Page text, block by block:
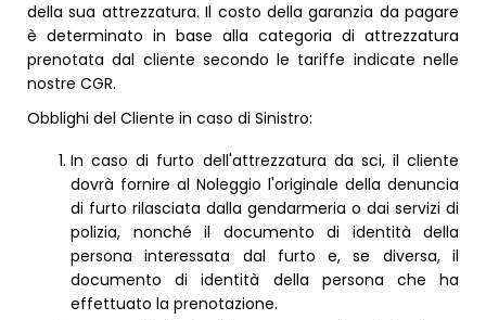
della sua attrezzatura. Il costo della garanzia da pagare
è determinato in base alla categoria di attrezzatura
prenotata dal cliente secondo le tariffe indicate nelle
nostre CGR.
Obblighi del Cliente in caso di Sinistro:
In caso di furto dell'attrezzatura da sci, il cliente
dovrà fornire al Noleggio l'originale della denuncia
di furto rilasciata dalla gendarmeria o dai servizi di
polizia, nonché il documento di identità della
persona interessata dal furto e, se diversa, il
documento di identità della persona che ha
effettuato la prenotazione.